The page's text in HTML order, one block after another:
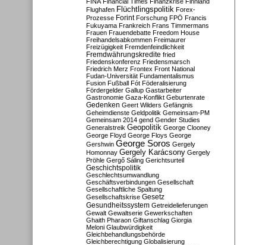
Flughafen Flüchtlingspolitik Forex-
Prozesse Forint Forschung FPÖ Francis
Fukuyama Frankreich Frans Timmermans
Frauen Frauendebatte Freedom House
Freihandelsabkommen Freimaurer
Freizügigkeit Fremdenfeindlichkeit
Fremdwährungskredite fried
Friedenskonferenz Friedensmarsch
Friedrich Merz Frontex Front National
Fudan-Universität Fundamentalismus
Fusion Fußball Fót Föderalisierung
Fördergelder Gallup Gastarbeiter
Gastronomie Gaza-Konflikt Geburtenrate
Gedenken Geert Wilders Gefängnis
Geheimdienste Geldpolitik Gemeinsam-PM
Gemeinsam 2014 gend Gender Studies
Generalstreik Geopolitik George Clooney
George Floyd George Floys George
Gershwin George Soros Gergely
Homonnay Gergely Karácsony Gergely
Pröhle Gergő Sáling Gerichtsurteil
Geschichtspolitik
Geschlechtsumwandlung
Geschäftsverbindungen Gesellschaft
Gesellschaftliche Spaltung
Gesellschaftskrise Gesetz
Gesundheitssystem Getreidelieferungen
Gewalt Gewaltserie Gewerkschaften
Ghaith Pharaon Giftanschlag Giorgia
Meloni Glaubwürdigkeit
Gleichbehandlungsbehörde
Gleichberechtigung Globalisierung